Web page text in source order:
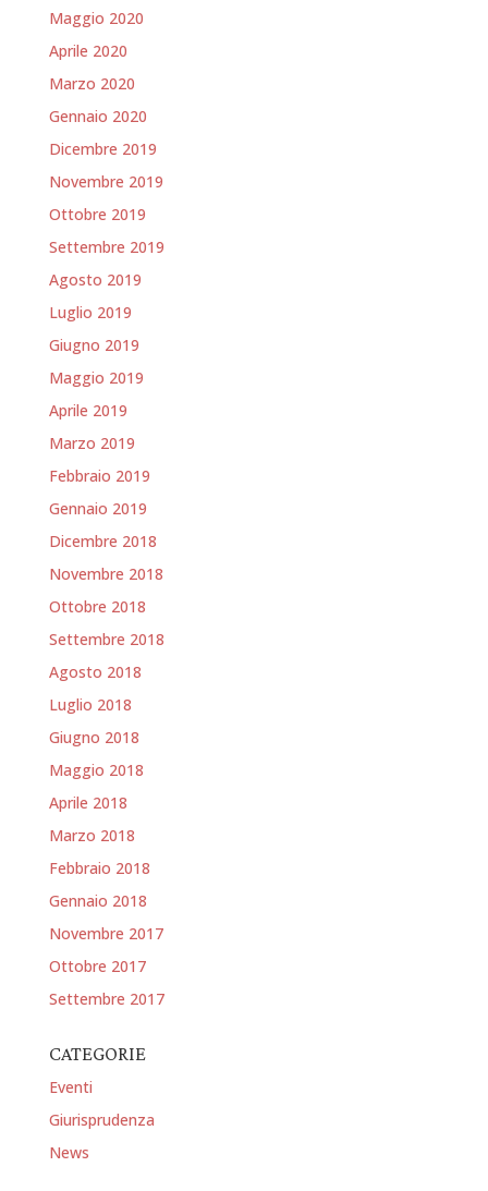
Maggio 2020
Aprile 2020
Marzo 2020
Gennaio 2020
Dicembre 2019
Novembre 2019
Ottobre 2019
Settembre 2019
Agosto 2019
Luglio 2019
Giugno 2019
Maggio 2019
Aprile 2019
Marzo 2019
Febbraio 2019
Gennaio 2019
Dicembre 2018
Novembre 2018
Ottobre 2018
Settembre 2018
Agosto 2018
Luglio 2018
Giugno 2018
Maggio 2018
Aprile 2018
Marzo 2018
Febbraio 2018
Gennaio 2018
Novembre 2017
Ottobre 2017
Settembre 2017
CATEGORIE
Eventi
Giurisprudenza
News